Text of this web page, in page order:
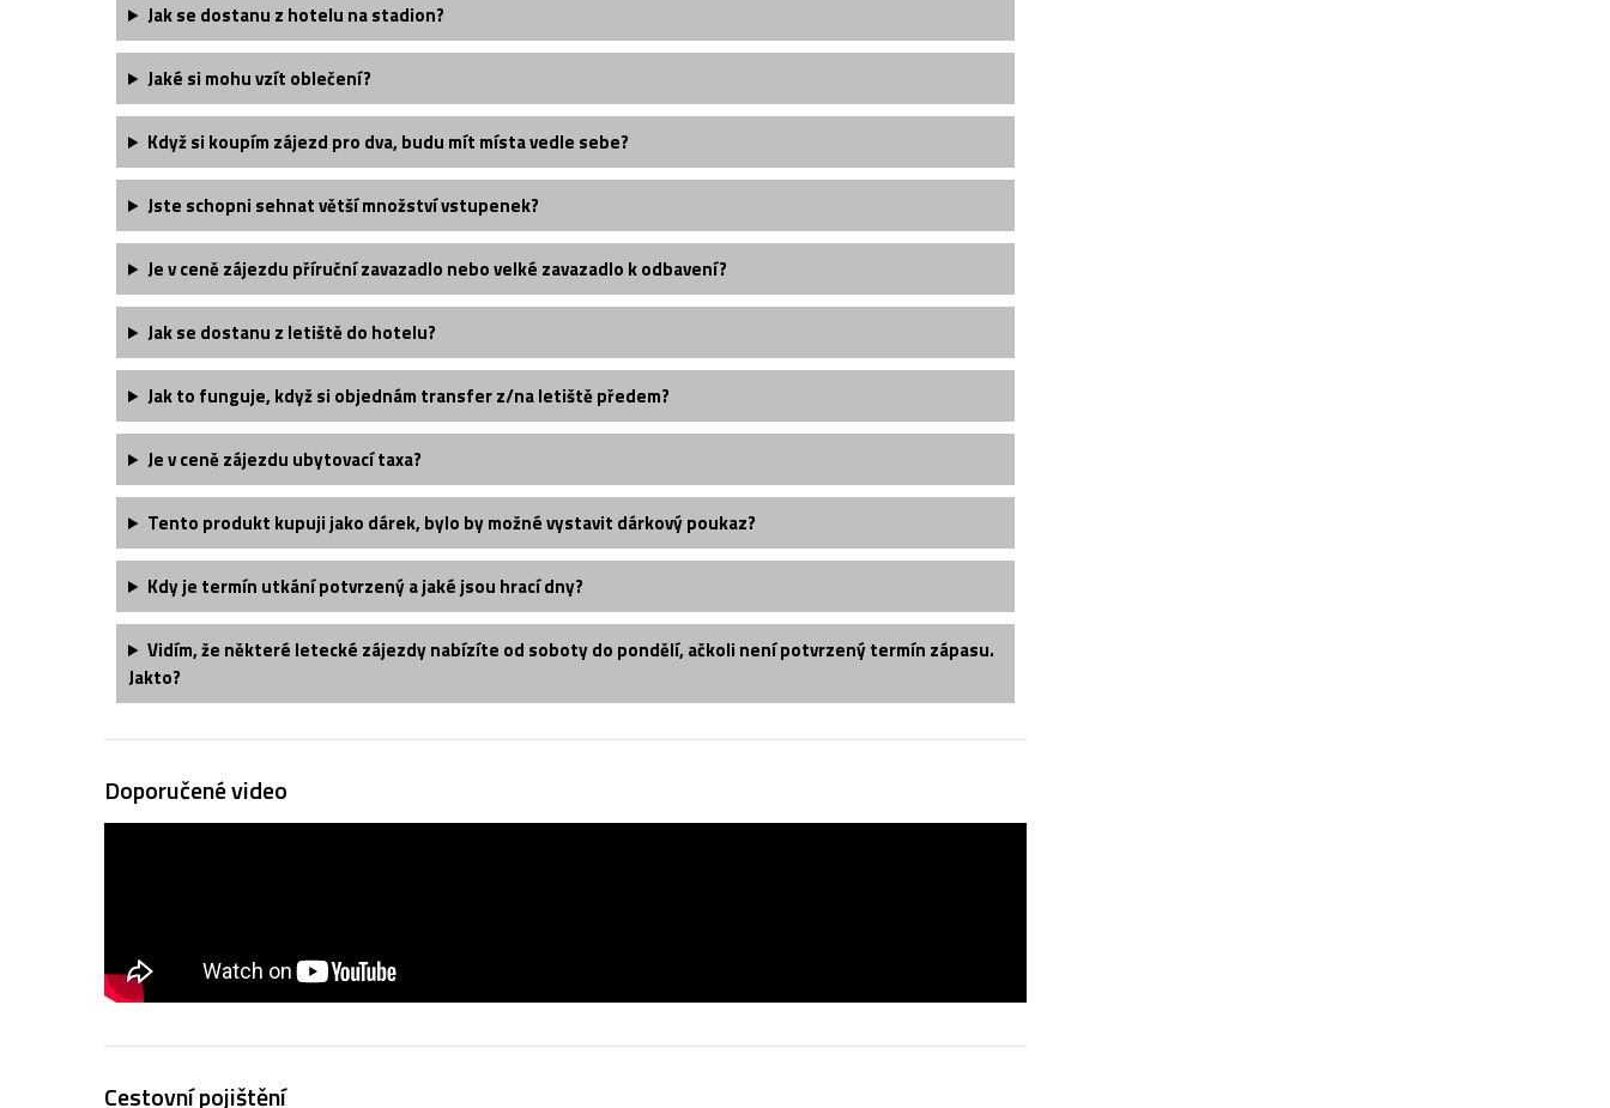
Jak se dostanu z hotelu na stadion?
Jaké si mohu vzít oblečení?
Když si koupím zájezd pro dva, budu mít místa vedle sebe?
Jste schopni sehnat větší množství vstupenek?
Je v ceně zájezdu příruční zavazadlo nebo velké zavazadlo k odbavení?
Jak se dostanu z letiště do hotelu?
Jak to funguje, když si objednám transfer z/na letiště předem?
Je v ceně zájezdu ubytovací taxa?
Tento produkt kupuji jako dárek, bylo by možné vystavit dárkový poukaz?
Kdy je termín utkání potvrzený a jaké jsou hrací dny?
Vidím, že některé letecké zájezdy nabízíte od soboty do pondělí, ačkoli není potvrzený termín zápasu.
Jakto?
Doporučené video
Cestovní pojištění